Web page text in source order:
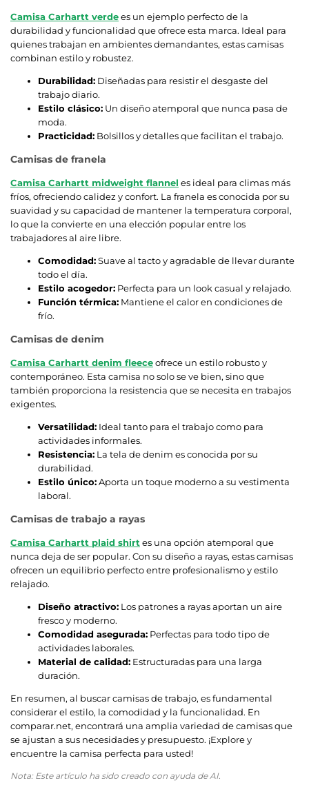
Camisa Carhartt verdees un ejemplo perfecto de la
durabilidad y funcionalidad que ofrece esta marca. Ideal para
quienes trabajan en ambientes demandantes, estas camisas
combinan estilo y robustez.
Durabilidad: Diseñadas para resistir el desgaste del
trabajo diario.
Estilo clásico: Un diseño atemporal que nunca pasa de
moda.
Practicidad: Bolsillos y detalles que facilitan el trabajo.
Camisas de franela
Camisa Carhartt midweight flannel es ideal para climas más
fríos, ofreciendo calidez y confort. La franela es conocida por su
suavidad y su capacidad de mantener la temperatura corporal,
lo que la convierte en una elección popular entre los
trabajadores al aire libre.
Comodidad:Suave al tacto y agradable de llevar durante
todo el día.
Estilo acogedor: Perfecta para un look casual y relajado.
Función térmica: Mantiene el calor en condiciones de
frío.
Camisas de denim
Camisa Carhartt denim fleeceofrece un estilo robusto y
contemporáneo. Esta camisa no solo se ve bien, sino que
también proporciona la resistencia que se necesita en trabajos
exigentes.
Versatilidad: Ideal tanto para el trabajo como para
actividades informales.
Resistencia: La tela de denim es conocida por su
durabilidad.
Estilo único:Aporta un toque moderno a su vestimenta
laboral.
Camisas de trabajo a rayas
Camisa Carhartt plaid shirt es una opción atemporal que
nunca deja de ser popular. Con su diseño a rayas, estas camisas
ofrecen un equilibrio perfecto entre profesionalismo y estilo
relajado.
Diseño atractivo: Los patrones a rayas aportan un aire
fresco y moderno.
Comodidad asegurada: Perfectas para todo tipo de
actividades laborales.
Material de calidad: Estructuradas para una larga
duración.
En resumen, al buscar camisas de trabajo, es fundamental
considerar el estilo, la comodidad y la funcionalidad. En
comparar.net, encontrará una amplia variedad de camisas que
se ajustan a sus necesidades y presupuesto. ¡Explore y
encuentre la camisa perfecta para usted!
Nota: Este artículo ha sido creado con ayuda de AI.